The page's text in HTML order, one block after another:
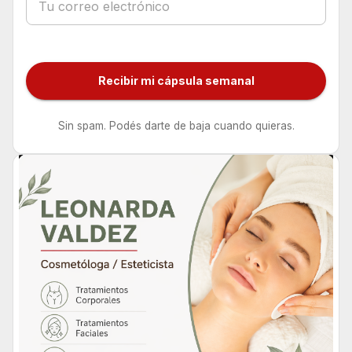
Recibir mi cápsula semanal
Sin spam. Podés darte de baja cuando quieras.